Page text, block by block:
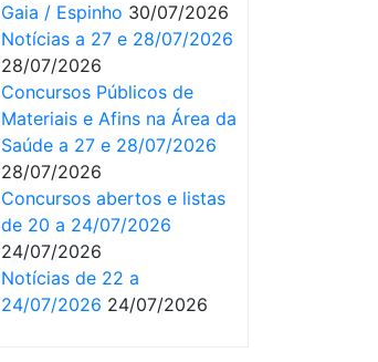
Gaia / Espinho 30/07/2026
Notícias a 27 e 28/07/2026
28/07/2026
Concursos Públicos de
Materiais e Afins na Área da
Saúde a 27 e 28/07/2026
28/07/2026
Concursos abertos e listas
de 20 a 24/07/2026
24/07/2026
Notícias de 22 a
24/07/2026 24/07/2026